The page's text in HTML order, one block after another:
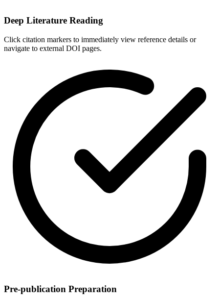
Deep Literature Reading
Click citation markers to immediately view reference details or
navigate to external DOI pages.
Pre-publication Preparation